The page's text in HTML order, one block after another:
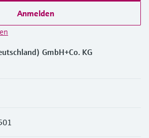
Anmelden
GmbH+Co. KG